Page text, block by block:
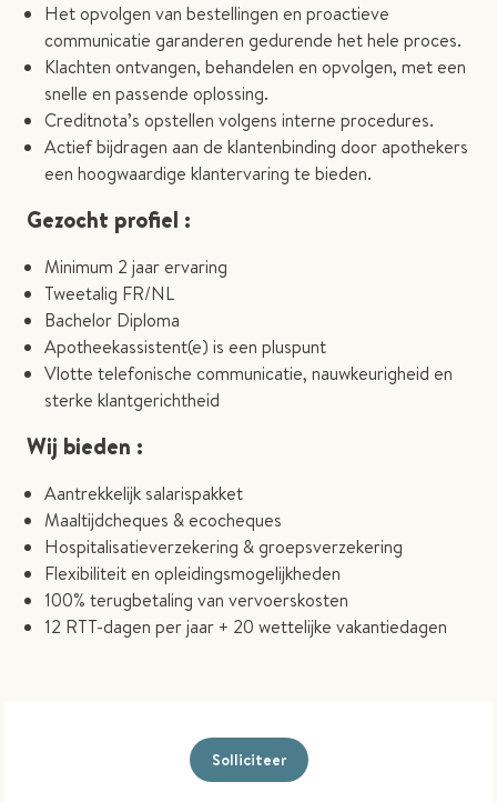
Het opvolgen van bestellingen en proactieve
communicatie garanderen gedurende het hele proces.
Klachten ontvangen, behandelen en opvolgen, met een
snelle en passende oplossing.
Creditnota’s opstellen volgens interne procedures.
Actief bijdragen aan de klantenbinding door apothekers
een hoogwaardige klantervaring te bieden.
Gezocht profiel :
Minimum 2 jaar ervaring
Tweetalig FR/NL
Bachelor Diploma
Apotheekassistent(e) is een pluspunt
Vlotte telefonische communicatie, nauwkeurigheid en
sterke klantgerichtheid
Wij bieden :
Aantrekkelijk salarispakket
Maaltijdcheques & ecocheques
Hospitalisatieverzekering & groepsverzekering
Flexibiliteit en opleidingsmogelijkheden
100% terugbetaling van vervoerskosten
12 RTT-dagen per jaar + 20 wettelijke vakantiedagen
Solliciteer